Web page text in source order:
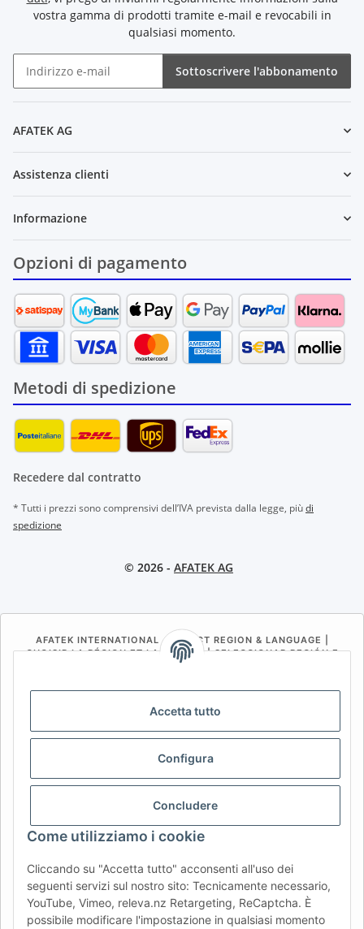
Accetta tutto
Configura
Concludere
Come utilizziamo i cookie
Cliccando su "Accetta tutto" acconsenti all'uso dei
seguenti servizi sul nostro sito: Tecnicamente necessario,
YouTube, Vimeo, releva.nz Retargeting, ReCaptcha. È
possibile modificare l'impostazione in qualsiasi momento
vostra gamma di prodotti tramite e-mail e revocabili in
qualsiasi momento.
Sottoscrivere l'abbonamento
AFATEK AG
Assistenza clienti
Informazione
Opzioni di pagamento
Metodi di spedizione
Recedere dal contratto
* Tutti i prezzi sono comprensivi dell’IVA prevista dalla legge, piùdi
spedizione
© 2026 - AFATEK AG
AFATEK INTERNATIONAL – SELECT REGION & LANGUAGE |
CHOISIR LA RÉGION ET LA LANGUE | SELECCIONAR REGIÓN E
IDIOMA
ES
UK NZ USA MX PT
CZ
RO
AFATEK Italia| Il tuo specialista in ricambi per rimorchi
Consulenza tecnica:info@afatek.com| P. IVA (DE):